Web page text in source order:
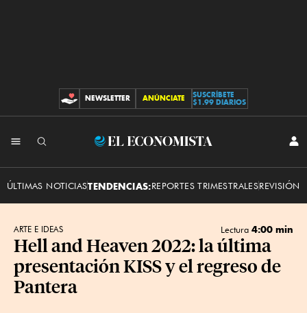
CONTRIBUCIONES
NEWSLETTER ANÚNCIATE
SUSCRÍBETE
$1.99 DIARIOS
El
ÚLTIMAS NOTICIASTENDENCIAS:REPORTES TRIMESTRALESREVISIÓN
ARTE E IDEAS Lectura 4:00 min
Hell and Heaven 2022: la última
presentación KISS y el regreso de
Pantera